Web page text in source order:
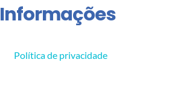
Informações
Política de privacidade